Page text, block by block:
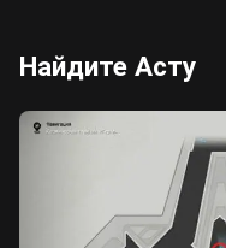
Найдите Асту